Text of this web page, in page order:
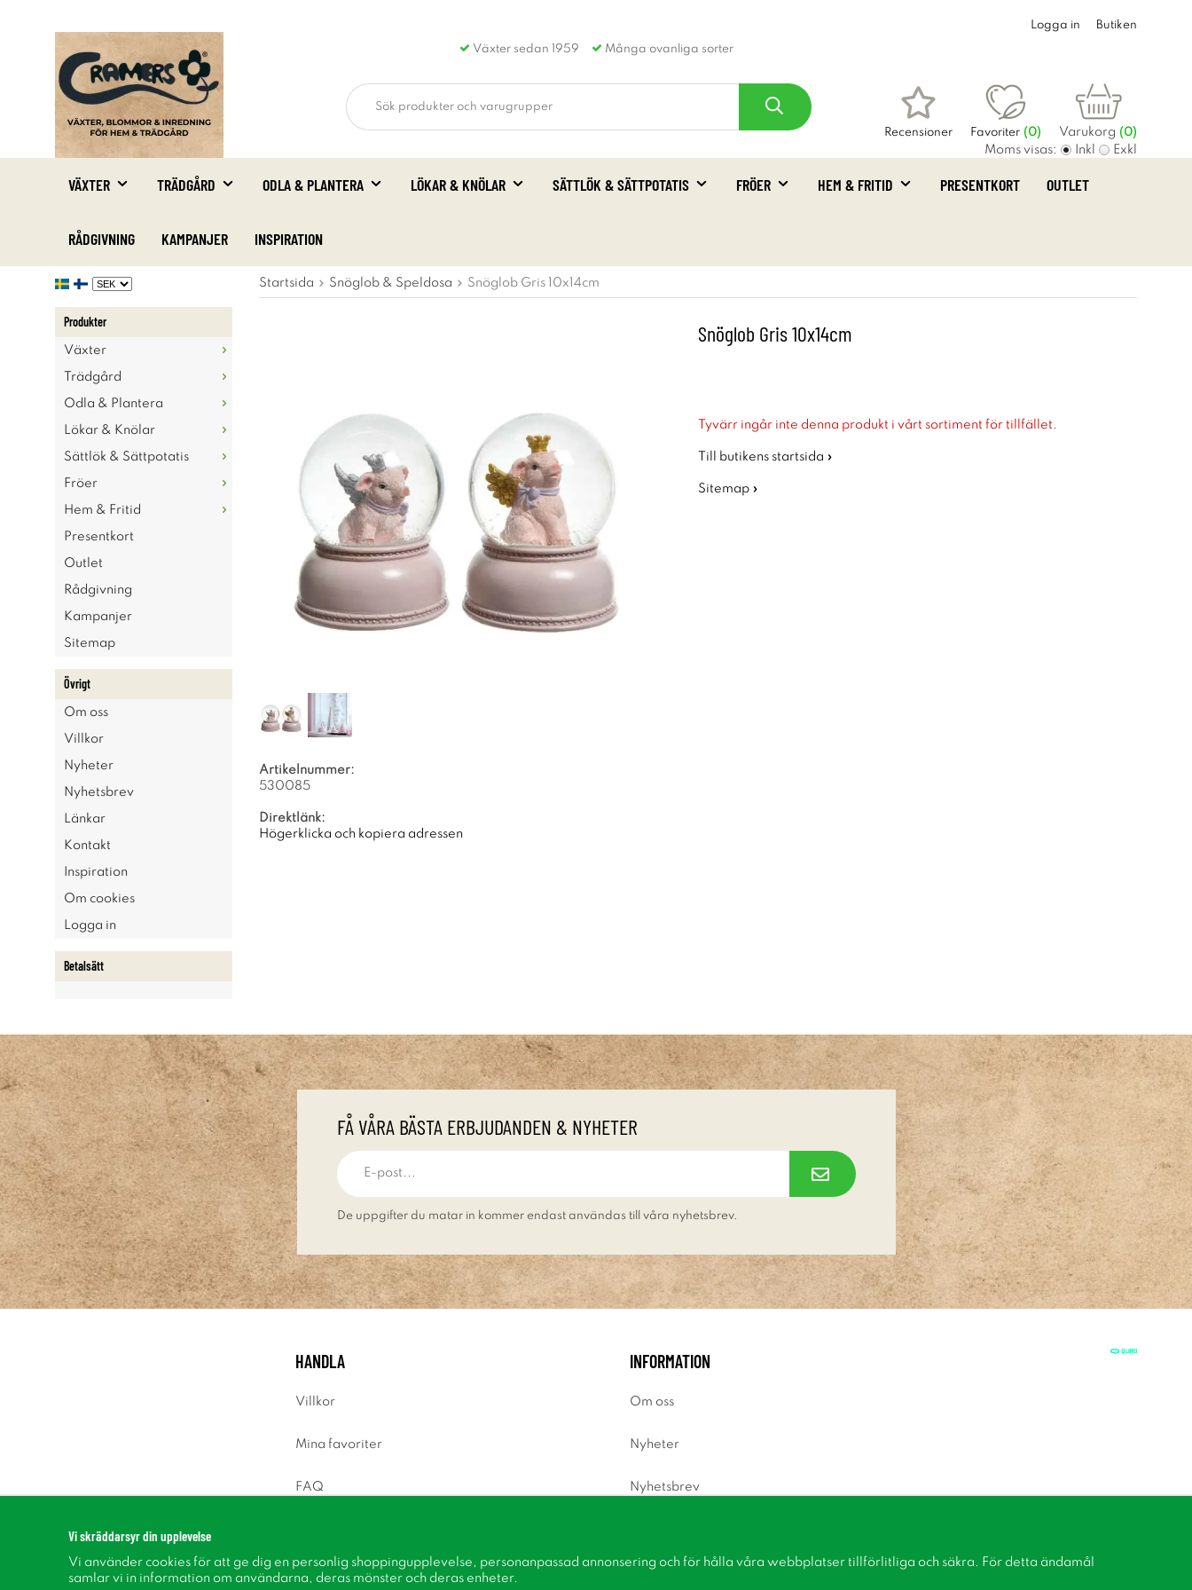
Växter sedan 1959 Många ovanliga sorter
Logga in Butiken
Recensioner Favoriter (0) Varukorg (0)
Moms visas: Inkl Exkl
VÄXTER TRÄDGÅRD ODLA & PLANTERA LÖKAR & KNÖLAR SÄTTLÖK & SÄTTPOTATIS FRÖER HEM & FRITID PRESENTKORT OUTLET
RÅDGIVNING KAMPANJER INSPIRATION
Produkter
Växter
Trädgård
Odla & Plantera
Lökar & Knölar
Sättlök & Sättpotatis
Fröer
Hem & Fritid
Presentkort
Outlet
Rådgivning
Kampanjer
Sitemap
Övrigt
Om oss
Villkor
Nyheter
Nyhetsbrev
Länkar
Kontakt
Inspiration
Om cookies
Logga in
Betalsätt
Startsida Snöglob & Speldosa Snöglob Gris 10x14cm
Snöglob Gris 10x14cm
Tyvärr ingår inte denna produkt i vårt sortiment för tillfället.
Till butikens startsida »
Sitemap »
Artikelnummer:
530085
Direktlänk:
Högerklicka och kopiera adressen
FÅ VÅRA BÄSTA ERBJUDANDEN & NYHETER
De uppgifter du matar in kommer endast användas till våra nyhetsbrev.
HANDLA
Villkor
Mina favoriter
FAQ
INFORMATION
Om oss
Nyheter
Nyhetsbrev
Inspiration
Vi skräddarsyr din upplevelse
Vi använder cookies för att ge dig en personlig shoppingupplevelse, personanpassad annonsering och för hålla våra webbplatser tillförlitliga och säkra. För detta ändamål
samlar vi in information om användarna, deras mönster och deras enheter.